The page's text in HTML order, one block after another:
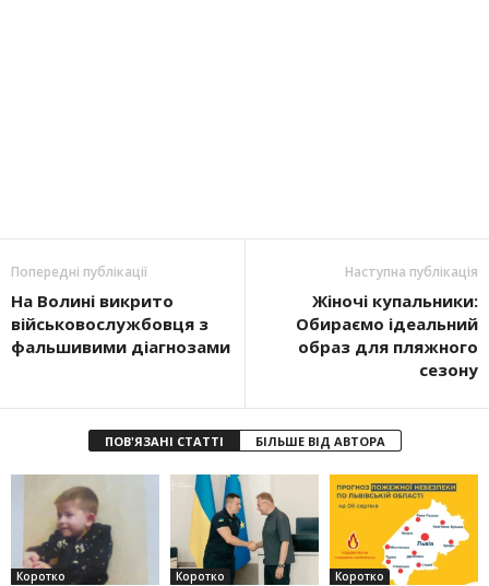
Попередні публікації
На Волині викрито
військовослужбовця з
фальшивими діагнозами
Наступна публікація
Жіночі купальники:
Обираємо ідеальний
образ для пляжного
сезону
ПОВ'ЯЗАНІ СТАТТІ БІЛЬШЕ ВІД АВТОРА
Коротко Коротко Коротко